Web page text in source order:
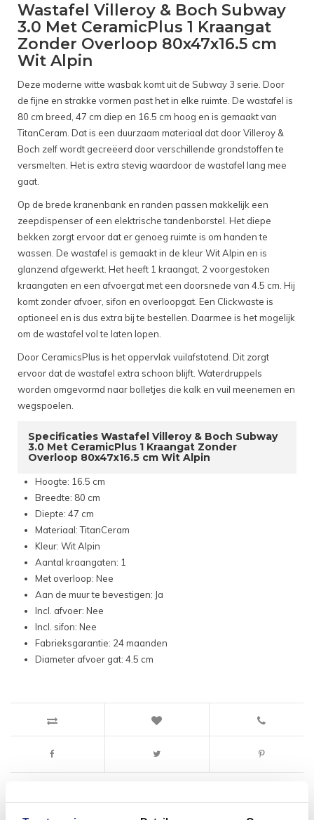
Wastafel Villeroy & Boch Subway
3.0 Met CeramicPlus 1 Kraangat
Zonder Overloop 80x47x16.5 cm
Wit Alpin
Deze moderne witte wasbak komt uit de Subway 3 serie. Door
de fijne en strakke vormen past het in elke ruimte. De wastafel is
80 cm breed, 47 cm diep en 16.5 cm hoog en is gemaakt van
TitanCeram. Dat is een duurzaam materiaal dat door Villeroy &
Boch zelf wordt gecreëerd door verschillende grondstoffen te
versmelten. Het is extra stevig waardoor de wastafel lang mee
gaat.
Op de brede kranenbank en randen passen makkelijk een
zeepdispenser of een elektrische tandenborstel. Het diepe
bekken zorgt ervoor dat er genoeg ruimte is om handen te
wassen. De wastafel is gemaakt in de kleur Wit Alpin en is
glanzend afgewerkt. Het heeft 1 kraangat, 2 voorgestoken
kraangaten en een afvoergat met een doorsnede van 4.5 cm. Hij
komt zonder afvoer, sifon en overloopgat. Een Clickwaste is
optioneel en is dus extra bij te bestellen. Daarmee is het mogelijk
om de wastafel vol te laten lopen.
Door CeramicsPlus is het oppervlak vuilafstotend. Dit zorgt
ervoor dat de wastafel extra schoon blijft. Waterdruppels
worden omgevormd naar bolletjes die kalk en vuil meenemen en
wegspoelen.
Specificaties Wastafel Villeroy & Boch Subway
3.0 Met CeramicPlus 1 Kraangat Zonder
Overloop 80x47x16.5 cm Wit Alpin
Hoogte: 16.5 cm
Breedte: 80 cm
Diepte: 47 cm
Materiaal: TitanCeram
Kleur: Wit Alpin
Aantal kraangaten: 1
Met overloop: Nee
Aan de muur te bevestigen: Ja
Incl. afvoer: Nee
Incl. sifon: Nee
Fabrieksgarantie: 24 maanden
Diameter afvoer gat: 4.5 cm